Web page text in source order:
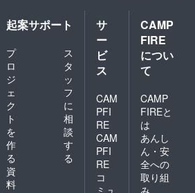
起案サポート
プ
ロ
ジ
ェ
ク
ト
を
作
る
ス
タ
ッ
フ
に
相
談
す
る
資
料
サ
ー
ビ
ス
CAM
PFI
RE
CAM
PFI
RE
コ
ミュ
CAMP
FIRE
につい
て
CAMP
FIREと
は
あんし
ん・安
全への
取り組
み